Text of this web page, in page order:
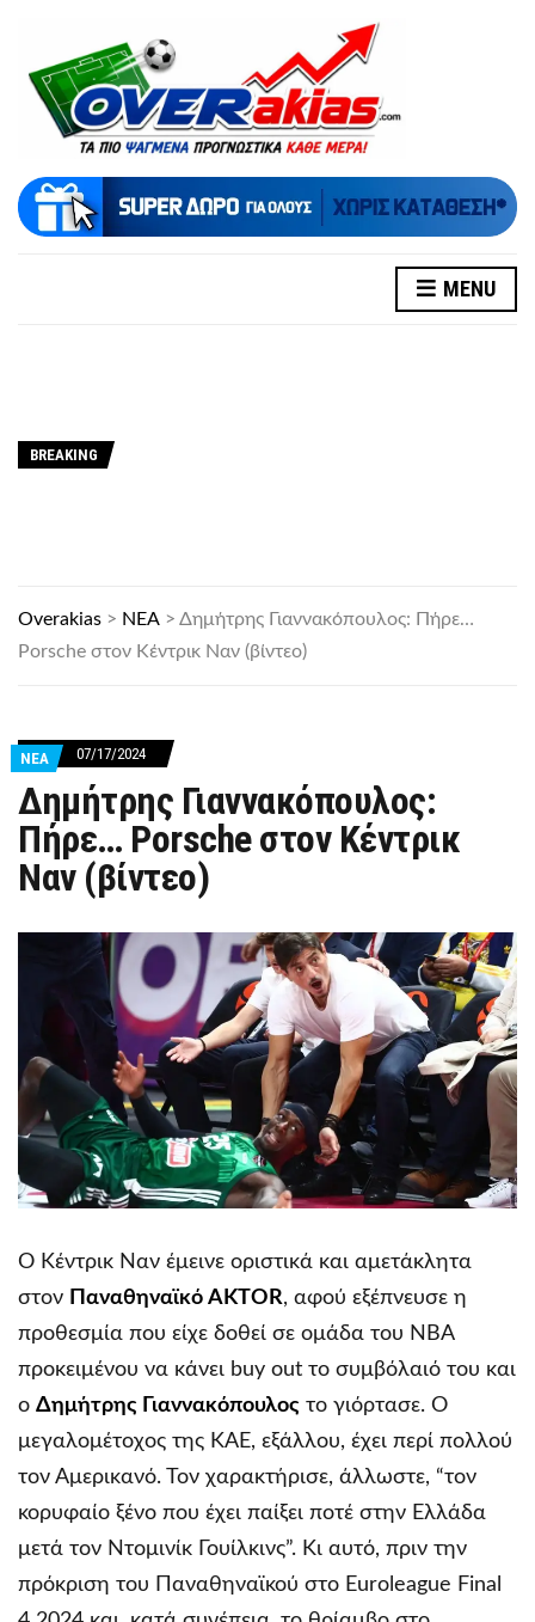
MENU
BREAKING
Overakias > ΝΕΑ > Δημήτρης Γιαννακόπουλος: Πήρε…
Porsche στον Κέντρικ Ναν (βίντεο)
ΝΕΑ 07/17/2024
Δημήτρης Γιαννακόπουλος:
Πήρε… Porsche στον Κέντρικ
Ναν (βίντεο)
Ο Κέντρικ Ναν έμεινε οριστικά και αμετάκλητα
στον
Παναθηναϊκό AKTOR, αφού εξέπνευσε η
προθεσμία που είχε δοθεί σε ομάδα του NBA
προκειμένου να κάνει buy out το συμβόλαιό του και
ο Δημήτρης Γιαννακόπουλος το γιόρτασε. Ο
μεγαλομέτοχος της ΚΑΕ, εξάλλου, έχει περί πολλού
τον Αμερικανό. Τον χαρακτήρισε, άλλωστε, “τον
κορυφαίο ξένο που έχει παίξει ποτέ στην Ελλάδα
μετά τον Ντομινίκ Γουίλκινς”. Κι αυτό, πριν την
πρόκριση του Παναθηναϊκού στο Euroleague Final